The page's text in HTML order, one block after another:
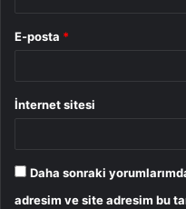
E-posta *
İnternet sitesi
Daha sonraki
adresim ve site adresim bu